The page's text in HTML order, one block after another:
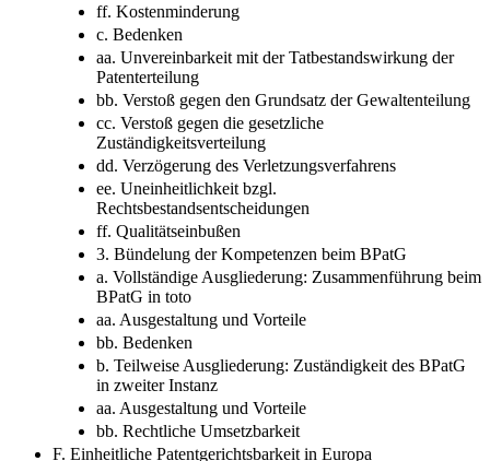
ff. Kostenminderung
c. Bedenken
aa. Unvereinbarkeit mit der Tatbestandswirkung der
Patenterteilung
bb. Verstoß gegen den Grundsatz der Gewaltenteilung
cc. Verstoß gegen die gesetzliche
Zuständigkeitsverteilung
dd. Verzögerung des Verletzungsverfahrens
ee. Uneinheitlichkeit bzgl.
Rechtsbestandsentscheidungen
ff. Qualitätseinbußen
3. Bündelung der Kompetenzen beim BPatG
a. Vollständige Ausgliederung: Zusammenführung beim
BPatG in toto
aa. Ausgestaltung und Vorteile
bb. Bedenken
b. Teilweise Ausgliederung: Zuständigkeit des BPatG
in zweiter Instanz
aa. Ausgestaltung und Vorteile
bb. Rechtliche Umsetzbarkeit
F. Einheitliche Patentgerichtsbarkeit in Europa